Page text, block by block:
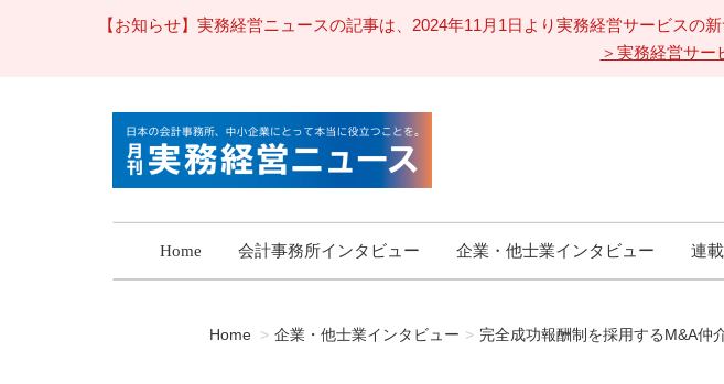
【お知らせ】実務経営ニュースの記事は、2024年11月1日より実務経営サービス
＞実務経営サー
Home 会計事務所インタビュー 企業・他士業インタビュー 連載
Home 企業・他士業インタビュー 完全成功報酬制を採用するM&A仲